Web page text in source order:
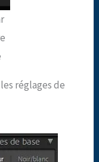
réglages de